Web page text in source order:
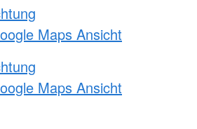
Maps Ansicht
Maps Ansicht